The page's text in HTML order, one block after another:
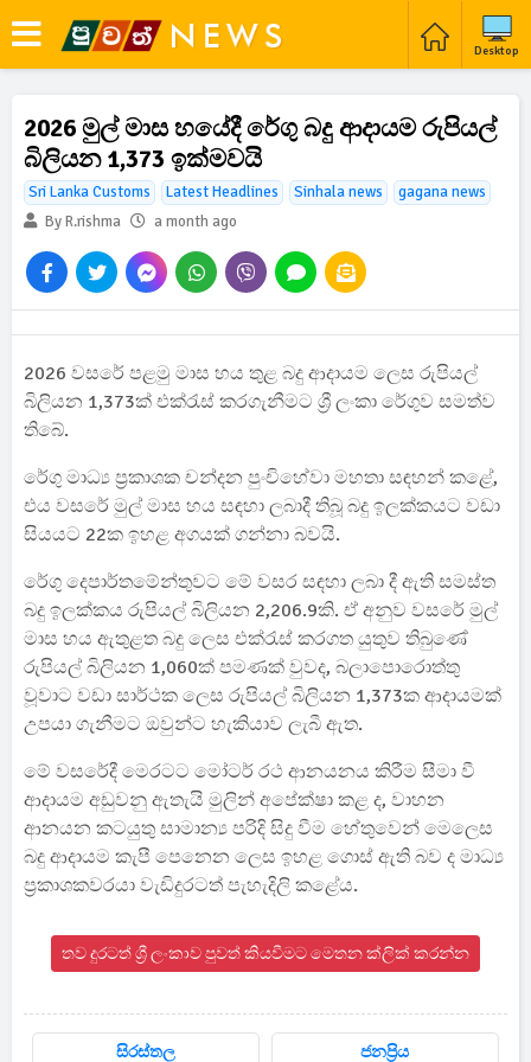
Desktop
2026 මුල් මාස හයේදී රේගු බදු ආදායම රුපියල්
බිලියන 1,373 ඉක්මවයි
Sri Lanka Customs Latest Headlines Sinhala news
gagana news
By R.rishma
a month ago
2026 වසරේ පළමු මාස හය තුළ බදු ආදායම ලෙස රුපියල්
බිලියන 1,373ක් එක්රැස් කරගැනීමට ශ්‍රී ලංකා රේගුව සමත්ව
තිබේ.
රේගු මාධ්‍ය ප්‍රකාශක චන්දන පුංචිහේවා මහතා සඳහන් කළේ,
එය වසරේ මුල් මාස හය සඳහා ලබාදී තිබූ බදු ඉලක්කයට වඩා
සියයට 22ක ඉහළ අගයක් ගන්නා බවයි.
රේගු දෙපාර්තමේන්තුවට මේ වසර සඳහා ලබා දී ඇති සමස්ත
බදු ඉලක්කය රුපියල් බිලියන 2,206.9කි. ඒ අනුව වසරේ මුල්
මාස හය ඇතුළත බදු ලෙස එක්රැස් කරගත යුතුව තිබුණේ
රුපියල් බිලියන 1,060ක් පමණක් වුවද, බලාපොරොත්තු
වූවාට වඩා සාර්ථක ලෙස රුපියල් බිලියන 1,373ක ආදායමක්
උපයා ගැනීමට ඔවුන්ට හැකියාව ලැබී ඇත.
මේ වසරේදී මෙරටට මෝටර් රථ ආනයනය කිරීම සීමා වී
ආදායම අඩුවනු ඇතැයි මුලින් අපේක්ෂා කළ ද, වාහන
ආනයන කටයුතු සාමාන්‍ය පරිදි සිදු වීම හේතුවෙන් මෙලෙස
බදු ආදායම කැපී පෙනෙන ලෙස ඉහළ ගොස් ඇති බව ද මාධ්‍ය
ප්‍රකාශකවරයා වැඩිදුරටත් පැහැදිලි කළේය.
තව දුරටත් ශ්‍රී ලංකාව පුවත් කියවීමට මෙතන ක්ලික් කරන්න
සිරස්තල ජනප්‍රිය